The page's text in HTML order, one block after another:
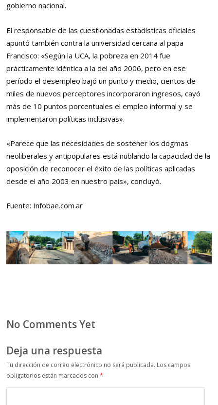
gobierno nacional.
El responsable de las cuestionadas estadísticas oficiales
apuntó también contra la universidad cercana al papa
Francisco: «Según la UCA, la pobreza en 2014 fue
prácticamente idéntica a la del año 2006, pero en ese
período el desempleo bajó un punto y medio, cientos de
miles de nuevos perceptores incorporaron ingresos, cayó
más de 10 puntos porcentuales el empleo informal y se
implementaron políticas inclusivas».
«Parece que las necesidades de sostener los dogmas
neoliberales y antipopulares está nublando la capacidad de la
oposición de reconocer el éxito de las políticas aplicadas
desde el año 2003 en nuestro país», concluyó.
Fuente: Infobae.com.ar
No Comments Yet
Deja una respuesta
Tu dirección de correo electrónico no será publicada. Los campos
obligatorios están marcados con*